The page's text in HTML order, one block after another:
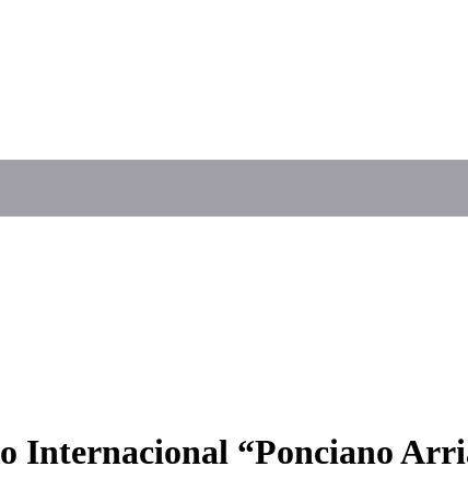
Internacional “Ponciano